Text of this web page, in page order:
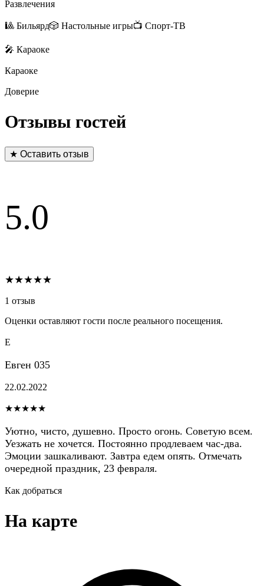
Развлечения
🎱 Бильярд🎲 Настольные игры📺 Спорт-ТВ
🎤 Караоке
Караоке
Доверие
Отзывы гостей
★ Оставить отзыв
5.0
★★★★★
1 отзыв
Оценки оставляют гости после реального посещения.
Е
Евген 035
22.02.2022
★★★★★
Уютно, чисто, душевно. Просто огонь. Советую всем.
Уезжать не хочется. Постоянно продлеваем час-два.
Эмоции зашкаливают. Завтра едем опять. Отмечать
очередной праздник, 23 февраля.
Как добраться
На карте